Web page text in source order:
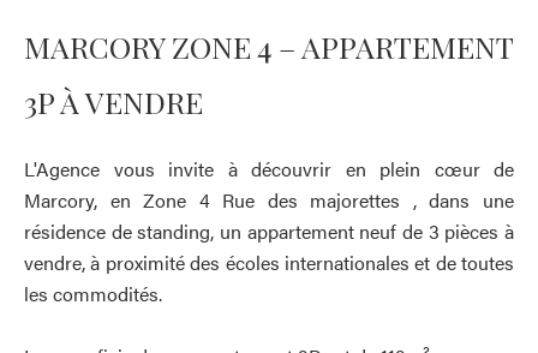
MARCORY ZONE 4 – APPARTEMENT
3P À VENDRE
L'Agence vous invite à découvrir en plein cœur de
Marcory, en Zone 4 Rue des majorettes , dans une
résidence de standing, un appartement neuf de 3 pièces à
vendre, à proximité des écoles internationales et de toutes
les commodités.